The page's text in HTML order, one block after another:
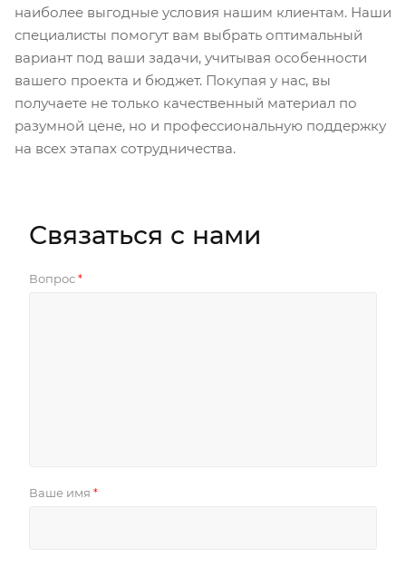
наиболее выгодные условия нашим клиентам. Наши
специалисты помогут вам выбрать оптимальный
вариант под ваши задачи, учитывая особенности
вашего проекта и бюджет. Покупая у нас, вы
получаете не только качественный материал по
разумной цене, но и профессиональную поддержку
на всех этапах сотрудничества.
Связаться с нами
Вопрос *
Ваше имя *